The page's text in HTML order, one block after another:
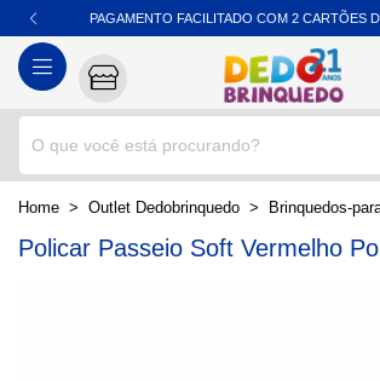
PAGAMENTO FACILITADO COM 2 CARTÕES
home Outlet Dedobrinquedo brinquedos-
Policar Passeio Soft Vermelho